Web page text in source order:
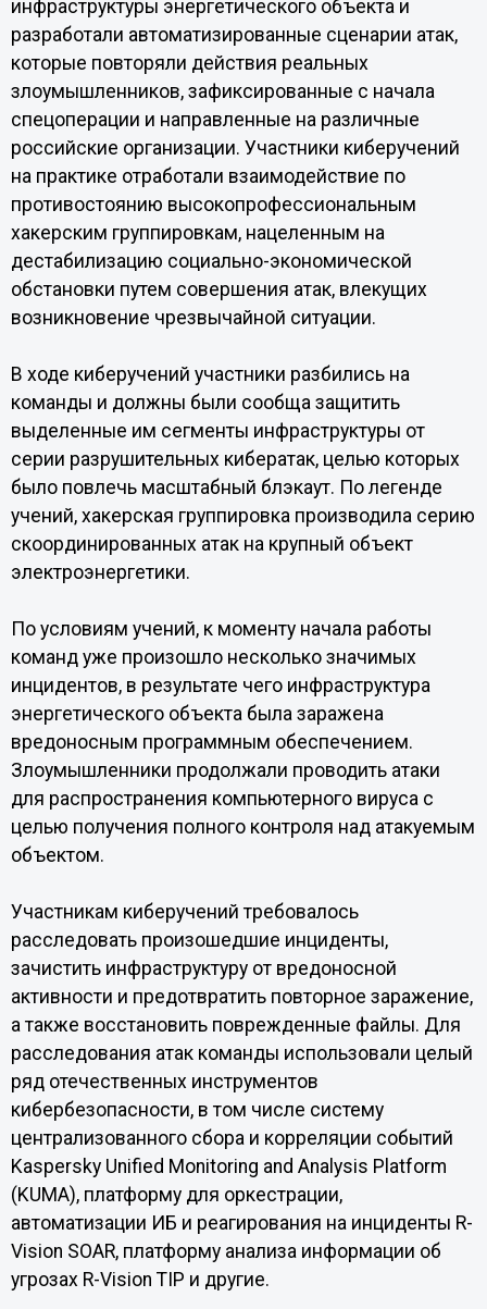
инфраструктуры энергетического объекта и
разработали автоматизированные сценарии атак,
которые повторяли действия реальных
злоумышленников, зафиксированные с начала
спецоперации и направленные на различные
российские организации. Участники киберучений
на практике отработали взаимодействие по
противостоянию высокопрофессиональным
хакерским группировкам, нацеленным на
дестабилизацию социально-экономической
обстановки путем совершения атак, влекущих
возникновение чрезвычайной ситуации.
В ходе киберучений участники разбились на
команды и должны были сообща защитить
выделенные им сегменты инфраструктуры от
серии разрушительных кибератак, целью которых
было повлечь масштабный блэкаут. По легенде
учений, хакерская группировка производила серию
скоординированных атак на крупный объект
электроэнергетики.
По условиям учений, к моменту начала работы
команд уже произошло несколько значимых
инцидентов, в результате чего инфраструктура
энергетического объекта была заражена
вредоносным программным обеспечением.
Злоумышленники продолжали проводить атаки
для распространения компьютерного вируса с
целью получения полного контроля над атакуемым
объектом.
Участникам киберучений требовалось
расследовать произошедшие инциденты,
зачистить инфраструктуру от вредоносной
активности и предотвратить повторное заражение,
а также восстановить поврежденные файлы. Для
расследования атак команды использовали целый
ряд отечественных инструментов
кибербезопасности, в том числе систему
централизованного сбора и корреляции событий
Kaspersky Unified Monitoring and Analysis Platform
(KUMA), платформу для оркестрации,
автоматизации ИБ и реагирования на инциденты R-
Vision SOAR, платформу анализа информации об
угрозах R-Vision TIP и другие.